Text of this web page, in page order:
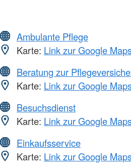
Ambulante Pflege
Karte: Link zur Google
Beratung zur
Karte: Link zur Google
Besuchsdienst
Karte: Link zur Google
Einkaufsservice
Karte: Link zur Google